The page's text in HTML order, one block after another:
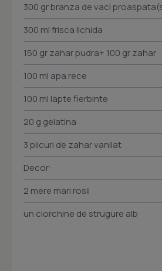
300 gr branza de vaci
300 ml frisca lichida
150 gr zahar pudra+ 100 gr zahar
100 ml apa rece
100 ml lapte fierbinte
20 g gelatina
3 plicuri de zahar vanilat
Decor:
2 mere mari rosii
un ciorchine de strugure alb